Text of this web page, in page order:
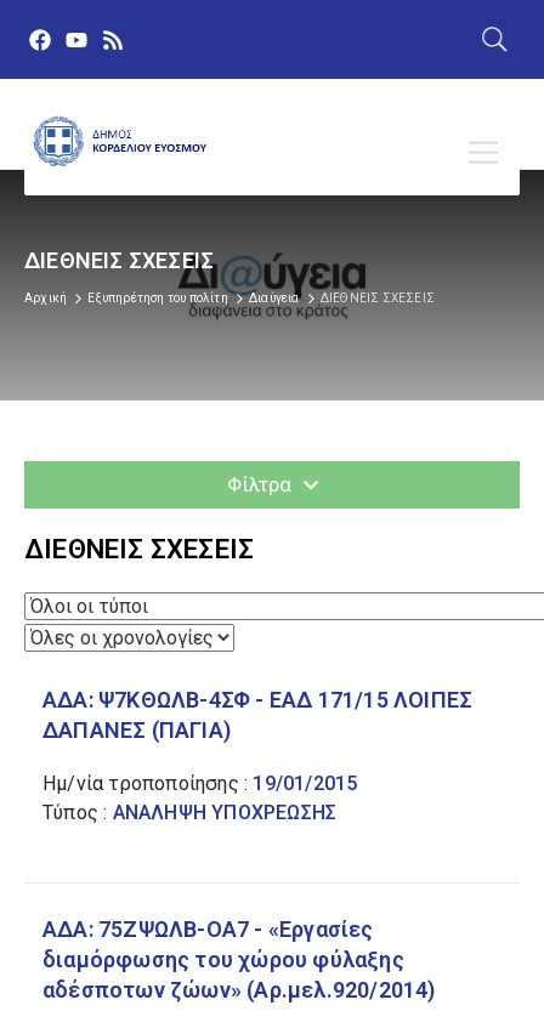
ΔΙΕΘΝΕΙΣ ΣΧΕΣΕΙΣ
Αρχική Εξυπηρέτηση του πολίτη Διαύγεια ΔΙΕΘΝΕΙΣ ΣΧΕΣΕΙΣ
Φίλτρα
ΔΙΑΎΓΕΙΑ
ΕΠΙΚΟΙΝΩΝΙΑ ΚΑΙ ΜΟΡΦΩΣΗ
ΑΝΟΙΚΤΩΝ ΔΕΔΟΜΕΝΩΝ
ΔΙΑΤΡΟΦΗ ΚΑΙ ΓΕΩΡΓΙΚΑ
ΠΡΟΪΟΝΤΑ
ΔΙΕΘΝΕΙΣ ΣΧΕΣΕΙΣ
ΑΔΑ: Ψ7ΚΘΩΛΒ-4ΣΦ - ΕΑΔ 171/15 ΛΟΙΠΕΣ
ΔΑΠΑΝΕΣ (ΠΑΓΙΑ)
Ημ/νία τροποποίησης : 19/01/2015
Τύπος : ΑΝΑΛΗΨΗ ΥΠΟΧΡΕΩΣΗΣ
ΑΔΑ: 75ΖΨΩΛΒ-ΟΑ7 - «Εργασίες
διαμόρφωσης του χώρου φύλαξης
αδέσποτων ζώων» (Αρ.μελ.920/2014)